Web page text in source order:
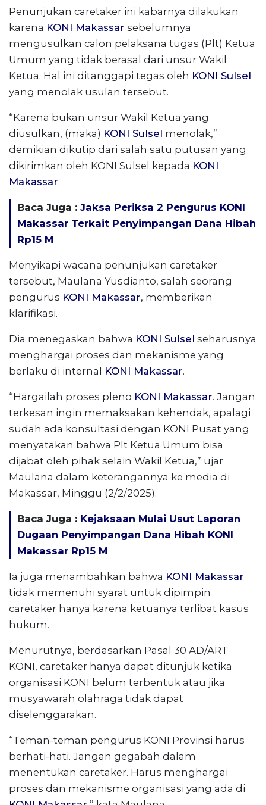
Penunjukan caretaker ini kabarnya dilakukan
karena KONI Makassar sebelumnya
mengusulkan calon pelaksana tugas (Plt) Ketua
Umum yang tidak berasal dari unsur Wakil
Ketua. Hal ini ditanggapi tegas oleh KONI Sulsel
yang menolak usulan tersebut.
“Karena bukan unsur Wakil Ketua yang
diusulkan, (maka) KONI Sulsel menolak,”
demikian dikutip dari salah satu putusan yang
dikirimkan oleh KONI Sulsel kepada KONI
Makassar.
Baca Juga : Jaksa Periksa 2 Pengurus KONI
Makassar Terkait Penyimpangan Dana Hibah
Rp15 M
Menyikapi wacana penunjukan caretaker
tersebut, Maulana Yusdianto, salah seorang
pengurus KONI Makassar, memberikan
klarifikasi.
Dia menegaskan bahwa KONI Sulsel seharusnya
menghargai proses dan mekanisme yang
berlaku di internal KONI Makassar.
“Hargailah proses pleno KONI Makassar. Jangan
terkesan ingin memaksakan kehendak, apalagi
sudah ada konsultasi dengan KONI Pusat yang
menyatakan bahwa Plt Ketua Umum bisa
dijabat oleh pihak selain Wakil Ketua,” ujar
Maulana dalam keterangannya ke media di
Makassar, Minggu (2/2/2025).
Baca Juga : Kejaksaan Mulai Usut Laporan
Dugaan Penyimpangan Dana Hibah KONI
Makassar Rp15 M
Ia juga menambahkan bahwa KONI Makassar
tidak memenuhi syarat untuk dipimpin
caretaker hanya karena ketuanya terlibat kasus
hukum.
Menurutnya, berdasarkan Pasal 30 AD/ART
KONI, caretaker hanya dapat ditunjuk ketika
organisasi KONI belum terbentuk atau jika
musyawarah olahraga tidak dapat
diselenggarakan.
“Teman-teman pengurus KONI Provinsi harus
berhati-hati. Jangan gegabah dalam
menentukan caretaker. Harus menghargai
proses dan mekanisme organisasi yang ada di